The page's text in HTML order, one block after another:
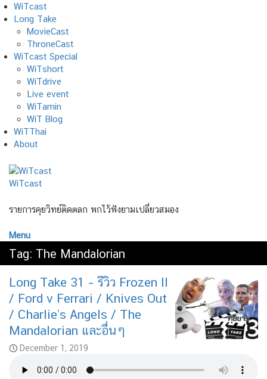
Skip
to
content
WiTcast
Long Take
MovieCast
ThroneCast
WiTcast Special
WiTshort
WiTdrive
Live event
WiTamin
WiT Blog
WiTThai
About
WiTcast
รายการคุยวิทย์ติดตลก พกไว้ฟังยามเปลี่ยวสมอง
Menu
Tag: The Mandalorian
Long Take 31 – รีวิว Frozen II
/ Ford v Ferrari / Knives Out
/ Charlie’s Angels / The
Mandalorian และอื่นๆ
December 1, 2019